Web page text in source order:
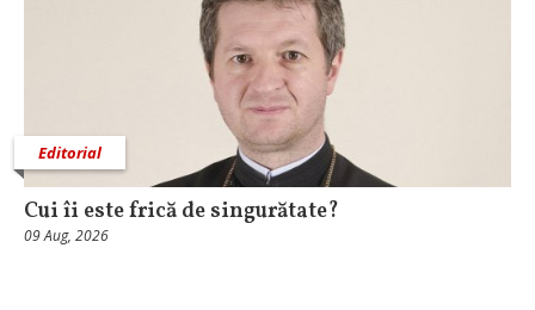
Editorial
Cui îi este frică de singurătate?
09 Aug, 2026